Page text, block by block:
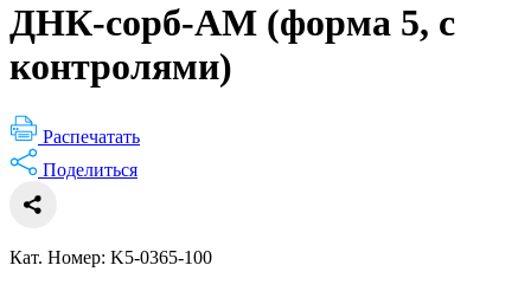
ДНК-сорб-АМ (форма 5, с
контролями)
Распечатать
Поделиться
Кат. Номер: K5-0365-100